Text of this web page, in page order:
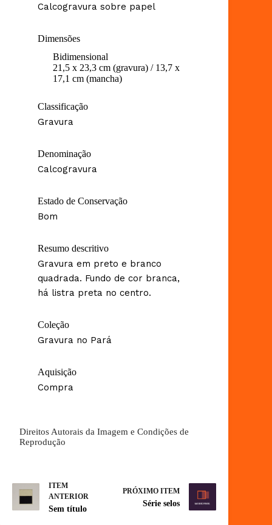
Calcogravura sobre papel
Dimensões
Bidimensional
21,5 x 23,3 cm (gravura) / 13,7 x
17,1 cm (mancha)
Classificação
Gravura
Denominação
Calcogravura
Estado de Conservação
Bom
Resumo descritivo
Gravura em preto e branco
quadrada. Fundo de cor branca,
há listra preta no centro.
Coleção
Gravura no Pará
Aquisição
Compra
Direitos Autorais da Imagem e Condições de
Reprodução
ITEM
ANTERIOR
Sem título
PRÓXIMO ITEM
Série selos